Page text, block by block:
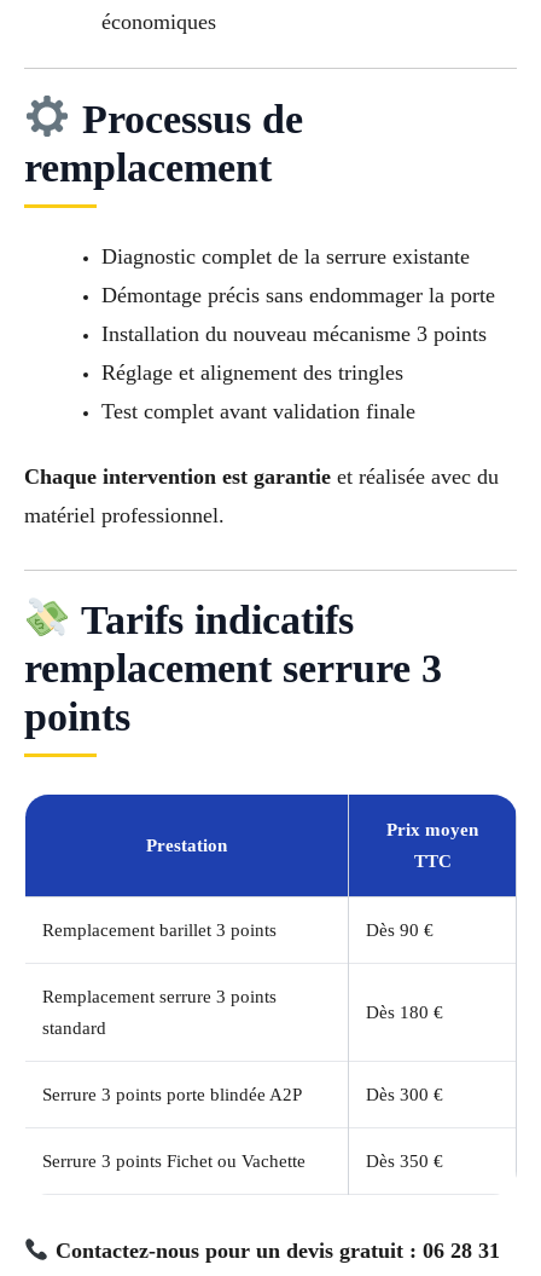
économiques
Processus de
remplacement
Diagnostic complet de la serrure existante
Démontage précis sans endommager la porte
Installation du nouveau mécanisme 3 points
Réglage et alignement des tringles
Test complet avant validation finale
Chaque intervention est garantie et réalisée avec du
matériel professionnel.
Tarifs indicatifs
remplacement serrure 3
points
Prestation
Prix moyen
TTC
Remplacement barillet 3 points Dès 90 €
Remplacement serrure 3 points
standard
Dès 180 €
Serrure 3 points porte blindée A2P Dès 300 €
Serrure 3 points Fichet ou Vachette Dès 350 €
Contactez-nous pour un devis gratuit : 06 28 31